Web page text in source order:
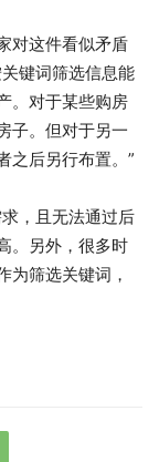
对这件看似矛盾
键词筛选信息能
。对于某些购房
子。但对于另一
之后另行布置。”
，且无法通过后
。另外，很多时
为筛选关键词，